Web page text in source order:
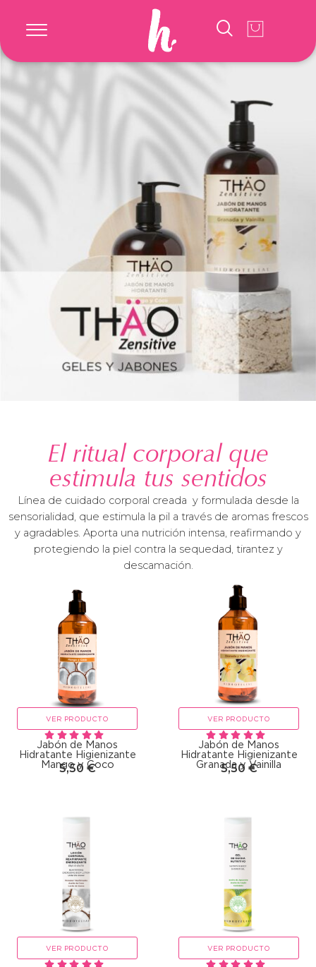
El ritual corporal que
estimula tus sentidos
Línea de cuidado corporal creada y formulada desde la
sensorialidad, que estimula la pil a través de aromas frescos
y agradables. Aporta una nutrición intensa, reafirmando y
protegiendo la piel contra la sequedad, tirantez y
descamación.
VER PRODUCTO
Jabón de Manos
Hidratante Higienizante
Mango y Coco
5,50 €
VER PRODUCTO
Jabón de Manos
Hidratante Higienizante
Granada y Vainilla
5,50 €
VER PRODUCTO VER PRODUCTO